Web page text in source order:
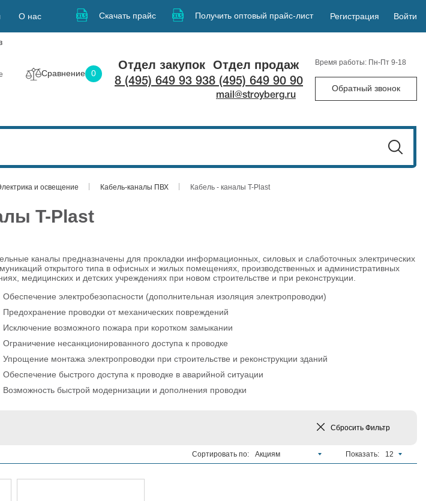
О нас Скачать прайс Получить оптовый прайс-лист Регистрация Войти
Сравнение 0
Отдел закупок
8 (495) 649 93 93
Отдел продаж
8 (495) 649 90 90
mail@stroyberg.ru
Время работы: Пн-Пт 9-18
Обратный звонок
и освещение Кабель-каналы ПВХ Кабель - каналы T-Plast
T-Plast
каналы предназначены для прокладки информационных, силовых и слаботочных электрических
открытого типа в офисных и жилых помещениях, производственных и административных
медицинских и детских учреждениях при новом строительстве и при реконструкции.
Обеспечение электробезопасности (дополнительная изоляция электропроводки)
Предохранение проводки от механических повреждений
Исключение возможного пожара при коротком замыкании
Ограничение несанкционированного доступа к проводке
Упрощение монтажа электропроводки при строительстве и реконструкции зданий
Обеспечение быстрого доступа к проводке в аварийной ситуации
Возможность быстрой модернизации и дополнения проводки
Сбросить Фильтр
Сортировать по: Акциям Показать: 12